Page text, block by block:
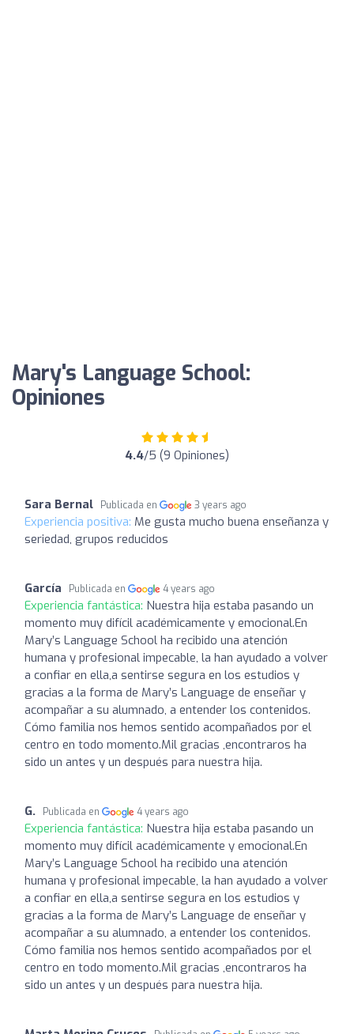
Mary's Language School:
Opiniones
4.4/5 (9 Opiniones)
Sara Bernal Publicada en 3 years ago
Experiencia positiva: Me gusta mucho buena enseñanza y
seriedad, grupos reducidos
García Publicada en 4 years ago
Experiencia fantástica: Nuestra hija estaba pasando un
momento muy difícil académicamente y emocional.En
Mary’s Language School ha recibido una atención
humana y profesional impecable, la han ayudado a volver
a confiar en ella,a sentirse segura en los estudios y
gracias a la forma de Mary’s Language de enseñar y
acompañar a su alumnado, a entender los contenidos.
Cómo familia nos hemos sentido acompañados por el
centro en todo momento.Mil gracias ,encontraros ha
sido un antes y un después para nuestra hija.
G. Publicada en 4 years ago
Experiencia fantástica: Nuestra hija estaba pasando un
momento muy difícil académicamente y emocional.En
Mary’s Language School ha recibido una atención
humana y profesional impecable, la han ayudado a volver
a confiar en ella,a sentirse segura en los estudios y
gracias a la forma de Mary’s Language de enseñar y
acompañar a su alumnado, a entender los contenidos.
Cómo familia nos hemos sentido acompañados por el
centro en todo momento.Mil gracias ,encontraros ha
sido un antes y un después para nuestra hija.